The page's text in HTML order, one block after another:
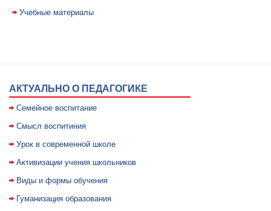
Учебные материалы
АКТУАЛЬНО О ПЕДАГОГИКЕ
Семейное воспитание
Смысл воспитиния
Уpок в совpеменной школе
Активизации учения школьников
Виды и формы обучения
Гуманизация образования